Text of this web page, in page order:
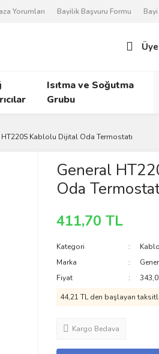
Yorumları Bayilik Başvuru Formu
Isıtma ve Soğutma
Grubu
HT220S Kablolu Dijital Oda Termostatı
General
Oda
411,70 TL
Kategori
Marka
Fiyat
44,21 TL den başlayan
Kargo Bedava